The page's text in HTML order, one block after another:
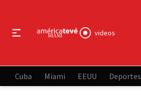
videos
Cuba Miami EEUU Deportes